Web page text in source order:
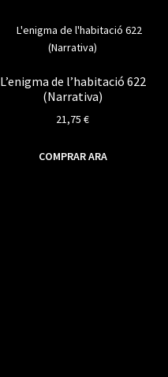
L’enigma de l’habitació 622
(Narrativa)
21,75€
COMPRAR ARA